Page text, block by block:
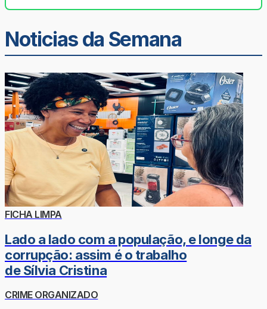
Noticias da Semana
FICHA LIMPA
Lado a lado com a população, e longe da
corrupção: assim é o trabalho
de Sílvia Cristina
CRIME ORGANIZADO